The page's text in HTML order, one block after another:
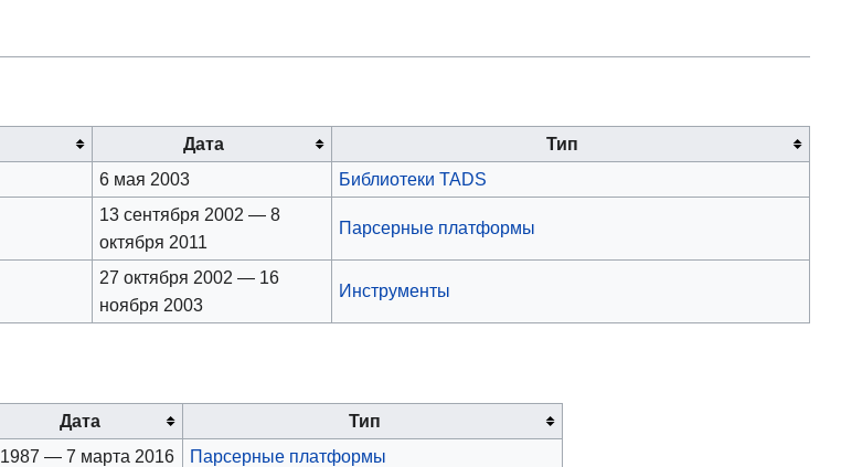
Дата
Тип
6 мая 2003 Библиотеки TADS
13 сентября 2002 — 8
октября 2011
Парсерные платформы
27 октября 2002 — 16
ноября 2003
Инструменты
Дата
Тип
1987 — 7 марта 2016 Парсерные платформы